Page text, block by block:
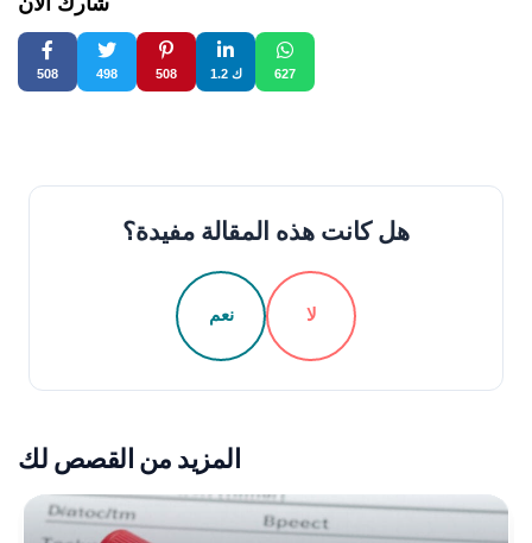
508 498 508 1.2 ك 627
هل كانت هذه المقالة مفيدة؟
نعم لا
المزيد من القصص لك